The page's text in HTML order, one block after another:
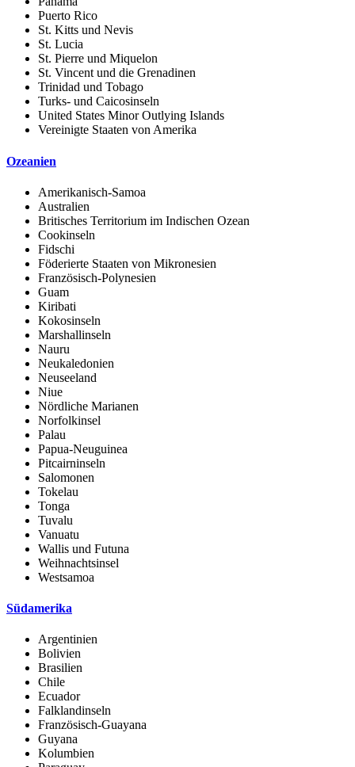
Puerto Rico
St. Kitts und Nevis
St. Lucia
St. Pierre und Miquelon
St. Vincent und die Grenadinen
Trinidad und Tobago
Turks- und Caicosinseln
United States Minor Outlying Islands
Vereinigte Staaten von Amerika
Ozeanien
Amerikanisch-Samoa
Australien
Britisches Territorium im Indischen Ozean
Cookinseln
Fidschi
Föderierte Staaten von Mikronesien
Französisch-Polynesien
Guam
Kiribati
Kokosinseln
Marshallinseln
Nauru
Neukaledonien
Neuseeland
Niue
Nördliche Marianen
Norfolkinsel
Palau
Papua-Neuguinea
Pitcairninseln
Salomonen
Tokelau
Tonga
Tuvalu
Vanuatu
Wallis und Futuna
Weihnachtsinsel
Westsamoa
Südamerika
Argentinien
Bolivien
Brasilien
Chile
Ecuador
Falklandinseln
Französisch-Guayana
Guyana
Kolumbien